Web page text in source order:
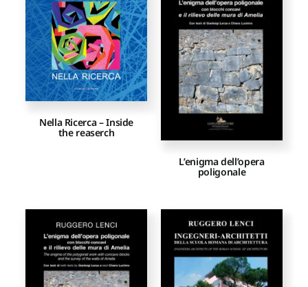
Proposte di pubblicazione
Gangemi Editore
Newsletter
Nella Ricerca – Inside
the reaserch
L’enigma dell’opera
poligonale